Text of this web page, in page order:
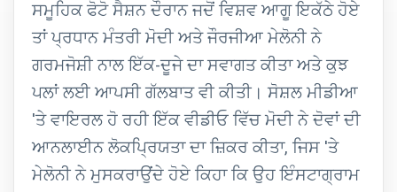
ਸਮੂਹਿਕ ਫੋਟੋ ਸੈਸ਼ਨ ਦੌਰਾਨ ਜਦੋਂ ਵਿਸ਼ਵ ਆਗੂ ਇਕੱਠੇ ਹੋਏ
ਤਾਂ ਪ੍ਰਧਾਨ ਮੰਤਰੀ ਮੋਦੀ ਅਤੇ ਜੌਰਜੀਆ ਮੇਲੋਨੀ ਨੇ
ਗਰਮਜੋਸ਼ੀ ਨਾਲ ਇੱਕ-ਦੂਜੇ ਦਾ ਸਵਾਗਤ ਕੀਤਾ ਅਤੇ ਕੁਝ
ਪਲਾਂ ਲਈ ਆਪਸੀ ਗੱਲਬਾਤ ਵੀ ਕੀਤੀ। ਸੋਸ਼ਲ ਮੀਡੀਆ
'ਤੇ ਵਾਇਰਲ ਹੋ ਰਹੀ ਇੱਕ ਵੀਡੀਓ ਵਿੱਚ ਮੋਦੀ ਨੇ ਦੋਵਾਂ ਦੀ
ਆਨਲਾਈਨ ਲੋਕਪ੍ਰਿਯਤਾ ਦਾ ਜ਼ਿਕਰ ਕੀਤਾ, ਜਿਸ 'ਤੇ
ਮੇਲੋਨੀ ਨੇ ਮੁਸਕਰਾਉਂਦੇ ਹੋਏ ਕਿਹਾ ਕਿ ਉਹ ਇੰਸਟਾਗ੍ਰਾਮ